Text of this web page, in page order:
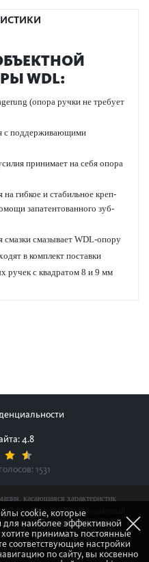
WDL:
(опора ручки не требует
с поддерживающими
принимает на себя опора
на гибкое и стабильное креп­
запатентованного зуб­
смазки смазывает WDL-опору
в комплект пос­т­авки
ручек с квадратом 8 и 9 мм
4.8
1531
касающаяся характеристик
товаров, носит информационный
является публичной офертой,
Гражданского кодекса Российской
cookie, которые
для наиболее эффективной
принимать постоянные
соответствующие настройки
по сайту, вы косвенно